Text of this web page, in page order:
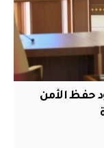
حفظ الأمن